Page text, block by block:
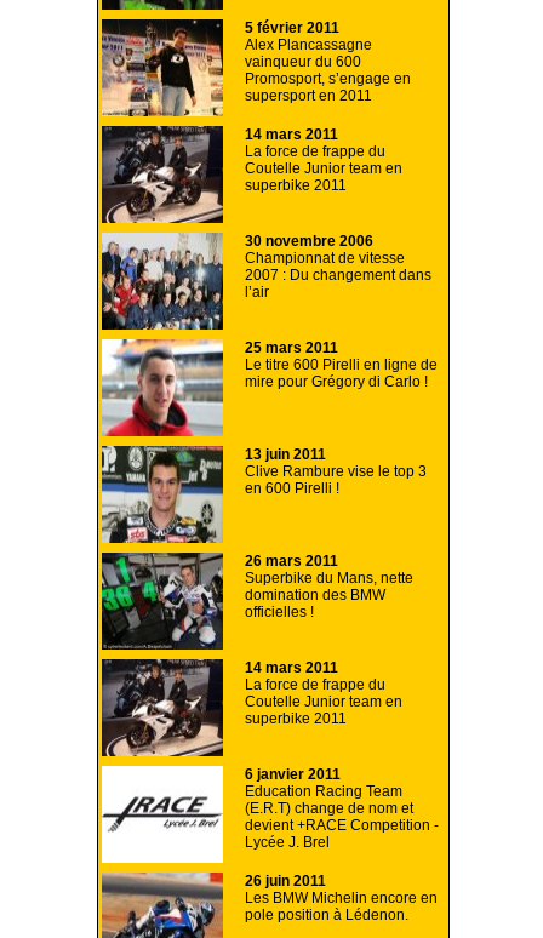
5 février 2011
Alex Plancassagne
vainqueur du 600
Promosport, s’engage en
supersport en 2011
14 mars 2011
La force de frappe du
Coutelle Junior team en
superbike 2011
30 novembre 2006
Championnat de vitesse
2007 : Du changement dans
l’air
25 mars 2011
Le titre 600 Pirelli en ligne de
mire pour Grégory di Carlo !
13 juin 2011
Clive Rambure vise le top 3
en 600 Pirelli !
26 mars 2011
Superbike du Mans, nette
domination des BMW
officielles !
14 mars 2011
La force de frappe du
Coutelle Junior team en
superbike 2011
6 janvier 2011
Education Racing Team
(E.R.T) change de nom et
devient +RACE Competition -
Lycée J. Brel
26 juin 2011
Les BMW Michelin encore en
pole position à Lédenon.